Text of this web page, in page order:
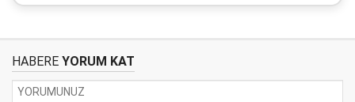
HABERE YORUM KAT